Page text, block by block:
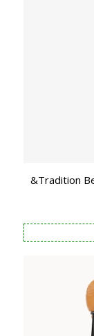
&Tradition